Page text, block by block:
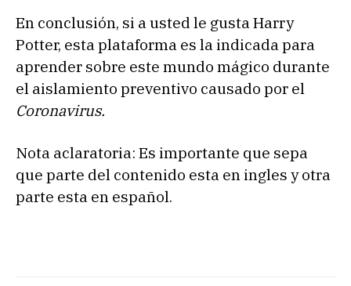
En conclusión, si a usted le gusta Harry
Potter, esta plataforma es la indicada para
aprender sobre este mundo mágico durante
el aislamiento preventivo causado por el
Coronavirus.
Nota aclaratoria: Es importante que sepa
que parte del contenido esta en ingles y otra
parte esta en español.